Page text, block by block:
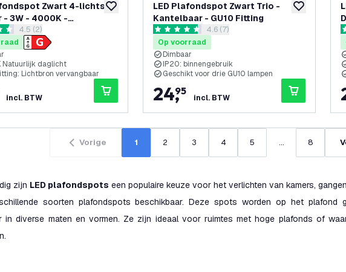
toevoegen aan verlanglijst
Zwart 4-lichts -
- 3W - 4000K -
reviews drawer openen
4.5 (2)
daglicht
Lichtbron vervangbaar
incl. BTW
toevoegen
LED Plafondspot Zwart Trio -
Kantelbaar - GU10 Fitting
reviews drawer openen
4.6 score sterren4.6 (7)
Op voorraad
Dimbaar
IP20: binnengebruik
Geschikt voor drie GU10 lampen
24,
95
incl. BTW
Vorige 1 2 3 4 5 ... 8
zijn LED plafondspots een populaire keuze voor het verlichten van kamers,
soorten plafondspots beschikbaar. Deze spots worden op het plafond
in diverse maten en vormen. Ze zijn ideaal voor ruimtes met hoge plafonds of